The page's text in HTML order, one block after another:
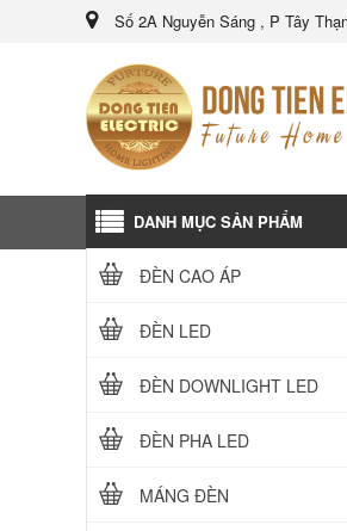
Số 2A Nguyễn Sáng , P Tây
DANH MỤC SẢN PHẨM
ĐÈN CAO ÁP
ĐÈN LED
ĐÈN DOWNLIGHT LED
ĐÈN PHA LED
MÁNG ĐÈN